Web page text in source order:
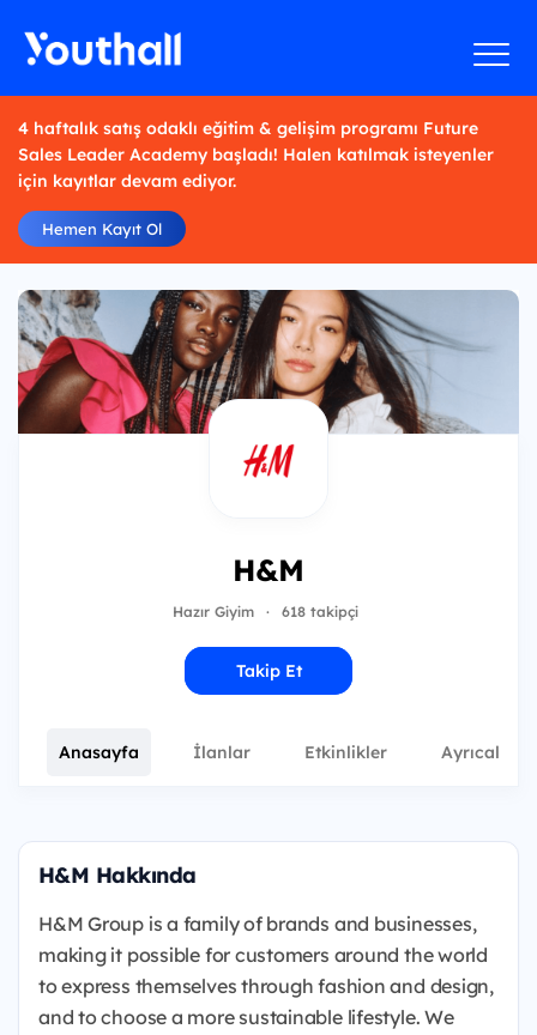
4 haftalık satış odaklı eğitim & gelişim programı Future
Sales Leader Academy başladı! Halen katılmak isteyenler
için kayıtlar devam ediyor.
Hemen Kayıt Ol
H&M
Hazır Giyim · 618 takipçi
Takip Et
Anasayfa İlanlar Etkinlikler
H&M Hakkında
H&M Group is a family of brands and businesses,
making it possible for customers around the world
to express themselves through fashion and design,
and to choose a more sustainable lifestyle. We